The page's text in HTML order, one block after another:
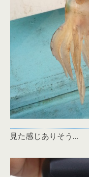
見た感じありそう…